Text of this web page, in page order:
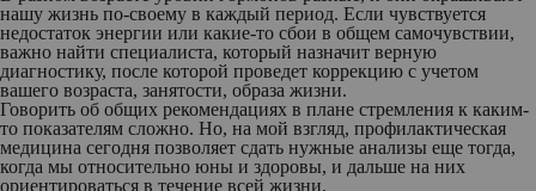
нашу жизнь по-своему в каждый период. Если чувствуется
недостаток энергии или какие-то сбои в общем самочувствии,
важно найти специалиста, который назначит верную
диагностику, после которой проведет коррекцию с учетом
вашего возраста, занятости, образа жизни.
Говорить об общих рекомендациях в плане стремления к каким-
то показателям сложно. Но, на мой взгляд, профилактическая
медицина сегодня позволяет сдать нужные анализы еще тогда,
когда мы относительно юны и здоровы, и дальше на них
ориентироваться в течение всей жизни.